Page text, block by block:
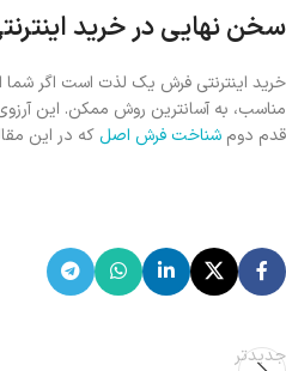
سخن نهایی در خرید
خرید اینترنتی فرش یک لذت است اگر شما
مناسب، به آسانترین روش ممکن. این
قدم دوم شناخت فرش اصل که در این
جدیدتر